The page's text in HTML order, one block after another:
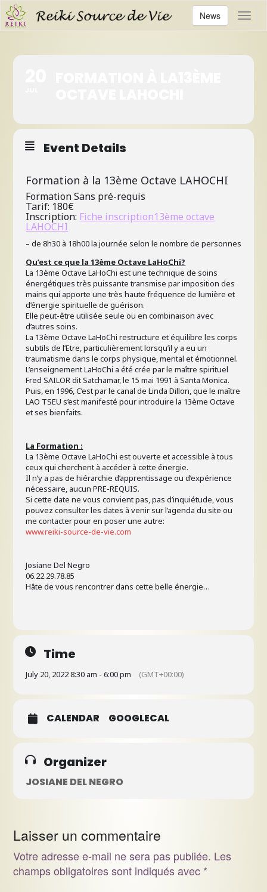
News
Event Details
Formation à la 13ème Octave LAHOCHI
FormationSans pré-requis
Tarif: 180€
Inscription: Fiche inscription13ème octave
LAHOCHI
– de 8h30 à 18h00 la journée selon le nombre de personnes
Qu’est ce que la 13ème Octave LaHoChi?
La 13ème Octave LaHoChi est une technique de soins
énergétiques très puissante transmise par imposition des
mains qui apporte une très haute fréquence de lumière et
d’énergie spirituelle de guérison.
Elle peut-être utilisée seule ou en combinaison avec
d’autres soins.
La 13ème Octave LaHoChi restructure et équilibre les corps
subtils de l’Etre, particulièrement lorsqu’il y a eu un
traumatisme dans le corps physique, mental et émotionnel.
L’enseignement LaHoChi a été crée par le maître spirituel
Fred SAILOR dit Satchamar, le 15 mai 1991 à Santa Monica.
Puis, en 1996, C’est par le canal de Linda Dillon, que le maître
LAO TSEU s’est manifesté pour introduire la 13ème Octave
et ses bienfaits.
La Formation :
La 13ème Octave LaHoChi est ouverte et accessible à tous
ceux qui cherchent à accéder à cette énergie.
Il n’y a pas de hiérarchie d’apprentissage ou d’expérience
nécessaire, aucun PRE-REQUIS.
Si cette date ne vous convient pas, pas d’inquiétude, vous
pouvez consulter les dates à venir sur l’agenda du site ou
me contacter pour en poser une autre:
www.reiki-source-de-vie.com
Josiane Del Negro
06.22.29.78.85
Hâte de vous rencontrer dans cette belle énergie…
Time
July 20, 2022 8:30 am - 6:00 pm (GMT+00:00)
CALENDAR GOOGLECAL
Organizer
JOSIANE DEL NEGRO
Laisser un commentaire
Votre adresse e-mail ne sera pas publiée. Les
champs obligatoires sont indiqués avec *